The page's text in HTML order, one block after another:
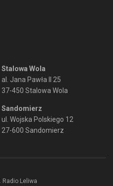
Stalowa Wola
al. Jana Pawła II 25
37-450 Stalowa Wola
Sandomierz
ul. Wojska Polskiego 12
27-600 Sandomierz
Leliwa